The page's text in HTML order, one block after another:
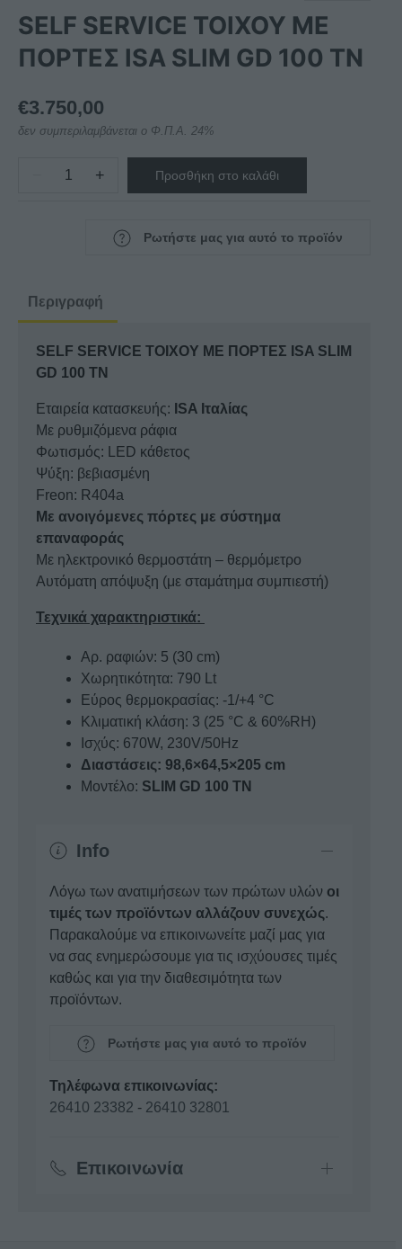
SELF SERVICE ΤΟΙΧΟΥ ΜΕ
ΠΟΡΤΕΣ ISA SLIM GD 100 TN
€3.750,00
δεν συμπεριλαμβάνεται ο Φ.Π.Α. 24%
SLIM
100
TN
ποσότητα
+ Προσθήκη στο καλάθι
Ρωτήστε μας για αυτό το προϊόν
Περιγραφή
SELF SERVICE ΤΟΙΧΟΥ ΜΕ ΠΟΡΤΕΣ ISA SLIM
GD 100 TN
Εταιρεία κατασκευής: ISA Ιταλίας
Με ρυθμιζόμενα ράφια
Φωτισμός: LED κάθετος
Ψύξη: βεβιασμένη
Freon: R404a
Με ανοιγόμενες πόρτες με σύστημα
επαναφοράς
Με ηλεκτρονικό θερμοστάτη – θερμόμετρο
Αυτόματη απόψυξη (με σταμάτημα συμπιεστή)
Τεχνικά χαρακτηριστικά:
Αρ. ραφιών: 5 (30 cm)
Χωρητικότητα: 790 Lt
Εύρος θερμοκρασίας: -1/+4 °C
Κλιματική κλάση: 3 (25 °C & 60%RH)
Ισχύς: 670W, 230V/50Hz
Διαστάσεις: 98,6×64,5×205 cm
Μοντέλο: SLIM GD 100 TN
Info
Λόγω των ανατιμήσεων των πρώτων υλών οι
τιμές των προϊόντων αλλάζουν συνεχώς.
Παρακαλούμε να επικοινωνείτε μαζί μας για
να σας ενημερώσουμε για τις ισχύουσες τιμές
καθώς και για την διαθεσιμότητα των
προϊόντων.
Ρωτήστε μας για αυτό το προϊόν
Τηλέφωνα επικοινωνίας:
26410 23382 - 26410 32801
Επικοινωνία